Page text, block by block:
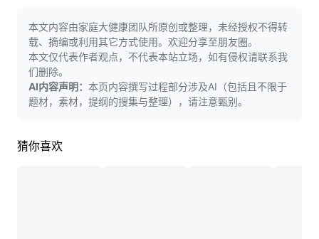
本文内容由家庭大健康团队所原创或整理，未经授权不得转
载、摘编或利用其它方式使用。欢迎分享至朋友圈。
本文仅代表作者观点，不代表本站立场，如有侵权请联系我
们删除。
AI内容声明： 本页内容撰写过程部分涉及AI（包括且不限于
题材，素材，提纲的搜集与整理），请注意甄别。
猜你喜欢